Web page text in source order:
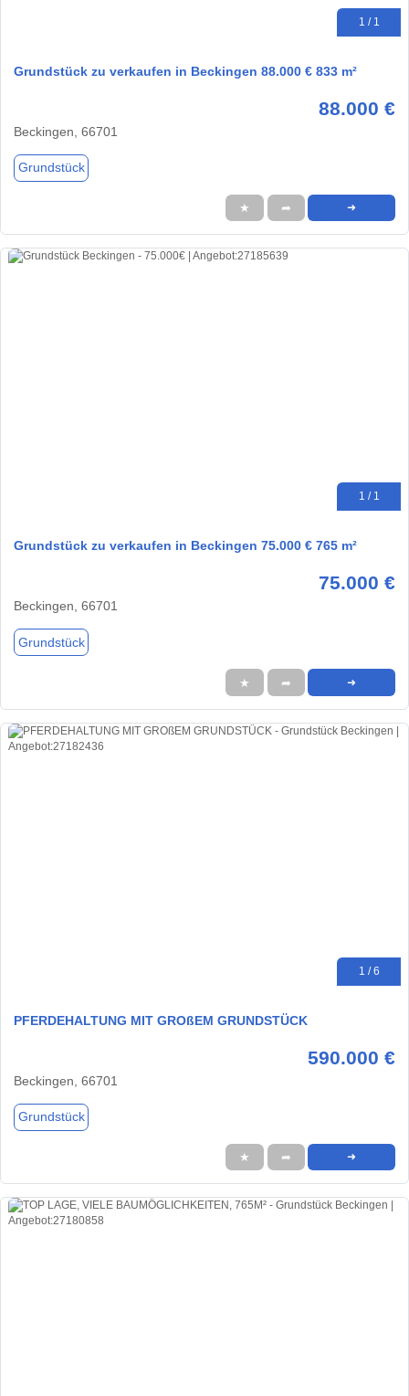
1 / 1
Grundstück zu verkaufen in Beckingen 88.000 € 833 m²
88.000 €
Beckingen, 66701
Grundstück
★ ➦ ➜
1 / 1
Grundstück zu verkaufen in Beckingen 75.000 € 765 m²
75.000 €
Beckingen, 66701
Grundstück
★ ➦ ➜
1 / 6
PFERDEHALTUNG MIT GROßEM GRUNDSTÜCK
590.000 €
Beckingen, 66701
Grundstück
★ ➦ ➜